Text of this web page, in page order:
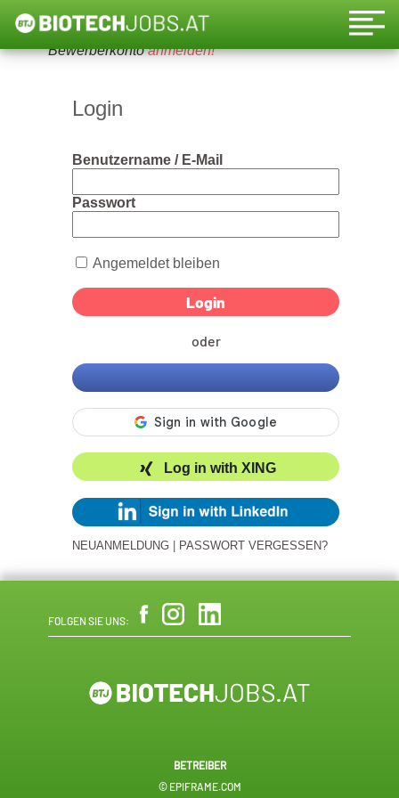
Um diese Funktion nutzen zu können, bitte ein
Bewerberkontoanmelden!
Login
Benutzername / E-Mail
Passwort
Angemeldet bleiben
oder
Log in with XING
NEUANMELDUNG PASSWORT VERGESSEN?
FOLGEN SIE UNS:
BETREIBER
© EPIFRAME.COM